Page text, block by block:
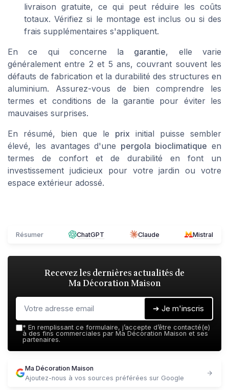
livraison gratuite, ce qui peut réduire les coûts
totaux. Vérifiez si le montage est inclus ou si des
frais supplémentaires s'appliquent.
En ce qui concerne la garantie, elle varie
généralement entre 2 et 5 ans, couvrant souvent les
défauts de fabrication et la durabilité des structures en
aluminium. Assurez-vous de bien comprendre les
termes et conditions de la garantie pour éviter les
mauvaises surprises.
En résumé, bien que le prix initial puisse sembler
élevé, les avantages d'une pergola bioclimatique en
termes de confort et de durabilité en font un
investissement judicieux pour votrejardin ou votre
espace extérieur adossé.
Résumer ChatGPT Claude Mistral
Recevez les dernières actualités de
Ma Décoration Maison
➔ Je m'inscris
* En remplissant ce formulaire, j’accepte d’être contacté(e)
à des fins commerciales par Ma Décoration Maison et ses
partenaires.
Ma Décoration Maison
Ajoutez-nous à vos sources préférées sur Google